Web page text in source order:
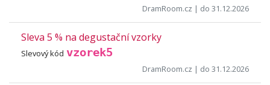
DramRoom.cz | do 31.12.2026
Sleva 5 % na degustační vzorky
Slevový kód vzorek5
DramRoom.cz | do 31.12.2026